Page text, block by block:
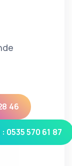
46
0535 570 61 87